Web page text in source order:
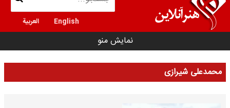
English العربية
نمایش منو
محمدعلی شیرازی